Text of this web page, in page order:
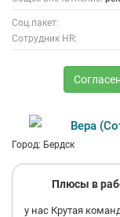
Соц.пакет:
Сотрудник HR:
Согласен
Вера
Город: Бердск
Плюсы в
у нас Крутая